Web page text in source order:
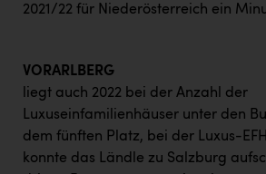
2021/22 für Niederösterreich ein
VORARLBERG
liegt auch 2022 bei der Anzahl der
Luxuseinfamilienhäuser unter den
dem fünften Platz, bei der Luxus-
konnte das Ländle zu Salzburg